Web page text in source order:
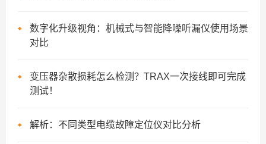
数字化升级视角：机械式与智能降噪听漏仪使用场景
对比
变压器杂散损耗怎么检测？TRAX一次接线即可完成
测试！
解析：不同类型电缆故障定位仪对比分析